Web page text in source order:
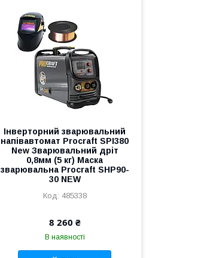
Інверторний зварювальний
напівавтомат Procraft SPI380
New Зварювальний дріт
0,8мм (5 кг) Маска
зварювальна Procraft SHP90-
30 NEW
485338
8 260 ₴
В наявності